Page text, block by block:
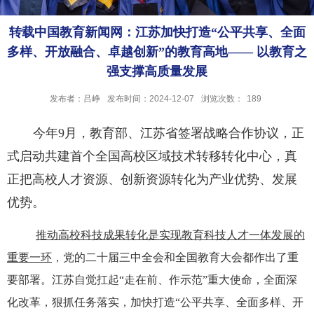
转载中国教育新闻网：江苏加快打造“公平共享、全面
多样、开放融合、卓越创新”的教育高地—— 以教育之
强支撑高质量发展
发布者：吕峥 发布时间：2024-12-07 浏览次数： 189
今年9月，教育部、江苏省签署战略合作协议，正
式启动共建首个全国高校区域技术转移转化中心，真
正把高校人才资源、创新资源转化为产业优势、发展
优势。
推动高校科技成果转化是实现教育科技人才一体发展的
重要一环 ，党的二十届三中全会和全国教育大会都作出了重
要部署。江苏自觉扛起“走在前、作示范”重大使命，全面深
化改革，狠抓任务落实，加快打造“公平共享、全面多样、开